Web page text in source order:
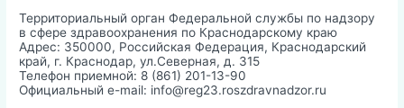
Территориальный орган Федеральной службы по надзору
в сфере здравоохранения по Краснодарскому краю
Адрес: 350000, Российская Федерация, Краснодарский
край, г. Краснодар, ул.Северная, д. 315
Телефон приемной: 8 (861) 201-13-90
Официальный e-mail: info@reg23.roszdravnadzor.ru